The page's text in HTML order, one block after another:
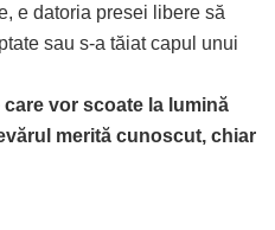
e datoria presei libere să
sau s-a tăiat capul unui
vor scoate la lumină
merită cunoscut, chiar